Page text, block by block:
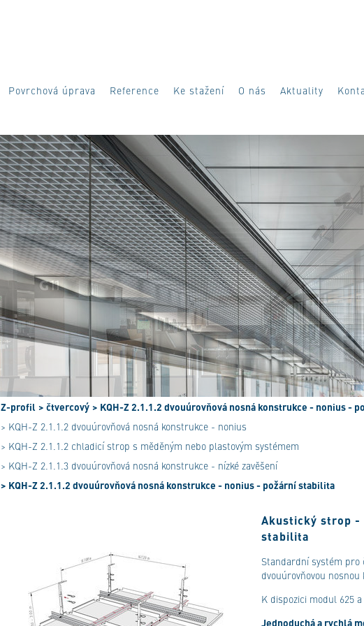
Povrchová úprava Reference Ke stažení O nás Aktuality
Z-profil > čtvercový > KQH-Z 2.1.1.2 dvouúrovňová nosná konstrukce - nonius -
> KQH-Z 2.1.1.2 dvouúrovňová nosná konstrukce - nonius
> KQH-Z 2.1.1.2 chladicí strop s měděným nebo plastovým systémem
> KQH-Z 2.1.1.3 dvouúrovňová nosná konstrukce - nízké zavěšení
> KQH-Z 2.1.1.2 dvouúrovňová nosná konstrukce - nonius - požární stabilita
Akustický strop -
stabilita
Standardní systém pro
dvouúrovňovou
K dispozici modul 625 a
Jednoduchá a rychlá